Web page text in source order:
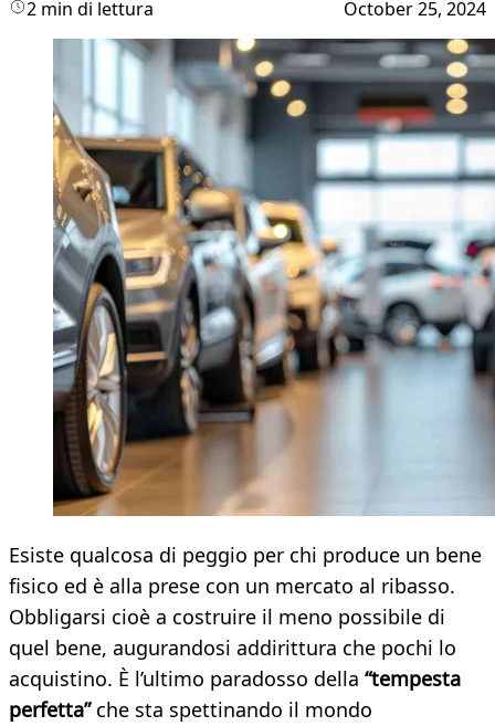
2 min di lettura October 25, 2024
Esiste qualcosa di peggio per chi produce un bene
fisico ed è alla prese con un mercato al ribasso.
Obbligarsi cioè a costruire il meno possibile di
quel bene, augurandosi addirittura che pochi lo
acquistino. È l’ultimo paradosso della “tempesta
perfetta”che sta spettinando il mondo